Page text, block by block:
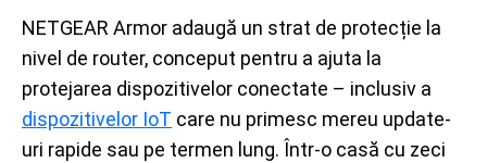
NETGEAR Armor adaugă un strat de protecție la
nivel de router, conceput pentru a ajuta la
protejarea dispozitivelor conectate – inclusiv a
dispozitivelor IoT care nu primesc mereu update-
uri rapide sau pe termen lung. Într-o casă cu zeci